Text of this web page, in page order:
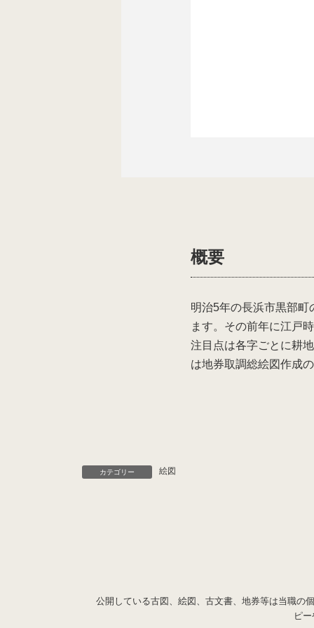
概要
明治5年の長浜市黒部
ます。その前年に江戸
注目点は各字ごとに耕
は地券取調総絵図作成
カテゴリー 絵図
公開している古図、絵図、古文書、地券等は当職の
ピ